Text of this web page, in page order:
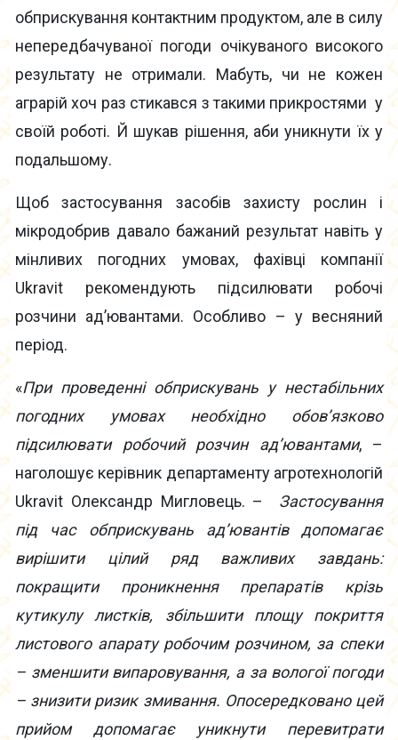
обприскування контактним продуктом, але в силу
непередбачуваної погоди очікуваного високого
результату не отримали. Мабуть, чи не кожен
аграрій хоч раз стикався з такими прикростями у
своїй роботі. Й шукав рішення, аби уникнути їх у
подальшому.
Щоб застосування засобів захисту рослин і
мікродобрив давало бажаний результат навіть у
мінливих погодних умовах, фахівці компанії
Ukravit рекомендують підсилювати робочі
розчини ад’ювантами. Особливо – у весняний
період.
«При проведенні обприскувань у нестабільних
погодних умовах необхідно обов’язково
підсилювати робочий розчин ад’ювантами, –
наголошує керівник департаменту агротехнологій
Ukravit Олександр Мигловець. – Застосування
під час обприскувань ад’ювантів допомагає
вирішити цілий ряд важливих завдань:
покращити проникнення препаратів крізь
кутикулу листків, збільшити площу покриття
листового апарату робочим розчином, за спеки
– зменшити випаровування, а за вологої погоди
– знизити ризик змивання. Опосередковано цей
прийом допомагає уникнути перевитрати